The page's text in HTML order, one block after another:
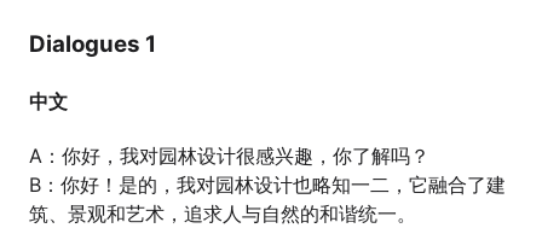
Dialogues 1
中文
A：你好，我对园林设计很感兴趣，你了解吗？
B：你好！是的，我对园林设计也略知一二，它融合了建
筑、景观和艺术，追求人与自然的和谐统一。